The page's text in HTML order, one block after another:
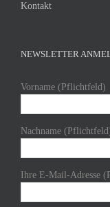
Kontakt
NEWSLETTER
Vorname (Pflichtfeld)
Nachname
Ihre E-Mail-Adresse